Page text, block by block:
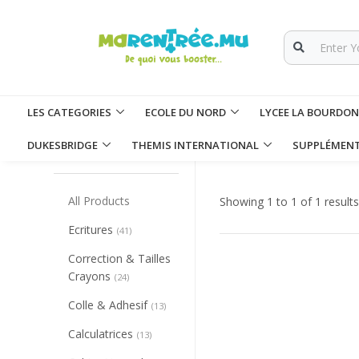
LES CATEGORIES ECOLE DU NORD LYCEE LA
DUKESBRIDGE THEMIS INTERNATIONAL
CATEGORIES
All Products
Ecritures (41)
Correction & Tailles
Crayons (24)
Colle & Adhesif (13)
Calculatrices (13)
Showing 1 to 1 of 1 results